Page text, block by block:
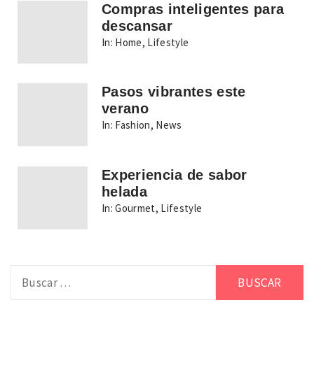
Compras inteligentes para
descansar
In: Home, Lifestyle
Pasos vibrantes este
verano
In: Fashion, News
Experiencia de sabor
helada
In: Gourmet, Lifestyle